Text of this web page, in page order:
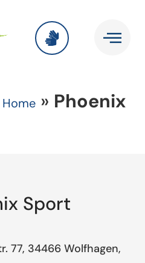
Home » Phoenix
Sport
77, 34466 Wolfhagen,